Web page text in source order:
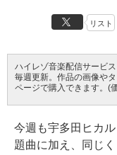
リスト
ハイレゾ音楽配信サービ
毎週更新。作品の画像や
ページで購入できます。(
今週も宇多田ヒカ
題曲に加え、同じ